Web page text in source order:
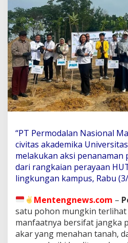
k
u
,
h
i
n
g
g
a
2
9
.
0
P
o
o
n
P
N
M
P
e
“PT Permodalan Nasional
civitas akademika
melakukan aksi penanaman
dari rangkaian perayaan
lingkungan kampus, Rabu
Mentengnews.com –
satu pohon mungkin terlihat
manfaatnya bersifat jangka
akar yang menahan tanah,